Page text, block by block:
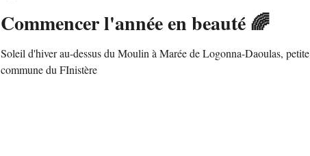
Commencer l'année en beauté 🌈
Soleil d'hiver au-dessus du Moulin à Marée de Logonna-Daoulas, petite
commune du FInistère